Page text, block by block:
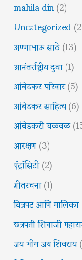
mahila din(2)
Uncategorized
अण्णाभाऊ साठे(13)
आनंतर्राष्ट्रीय दुवा(1)
आंबेडकर परिवार(5)
आंबेडकर साहित्य(6)
आंबेडकरी चळवळ
आरक्षण(3)
ऍट्रॉसिटी(2)
गीतरचना(1)
चित्रपट आणि मालिका
छत्रपती शिवाजी
जय भीम जय शिवराय